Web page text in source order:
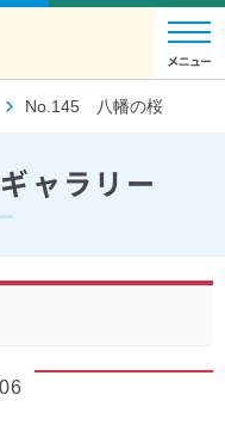
No.145 八幡の桜
ャラリー